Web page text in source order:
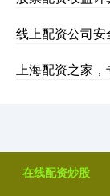
线上配资公司
上海配资之家
在线配资炒股